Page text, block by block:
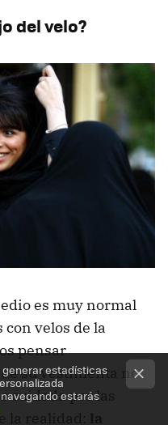
del velo?
es muy normal
velos de la
pensar
su vestimenta no
cuidada por las
la realidad: la
estadísticas
estarás